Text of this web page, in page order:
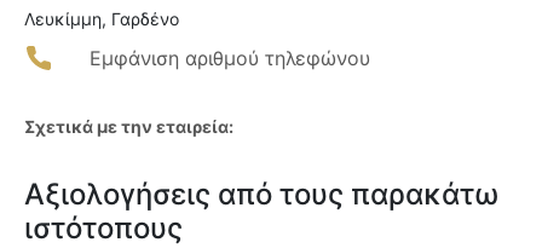
Λευκίμμη, Γαρδένο
Εμφάνιση αριθμού τηλεφώνου
Σχετικά με την εταιρεία:
Αξιολογήσεις από τους παρακάτω
ιστότοπους